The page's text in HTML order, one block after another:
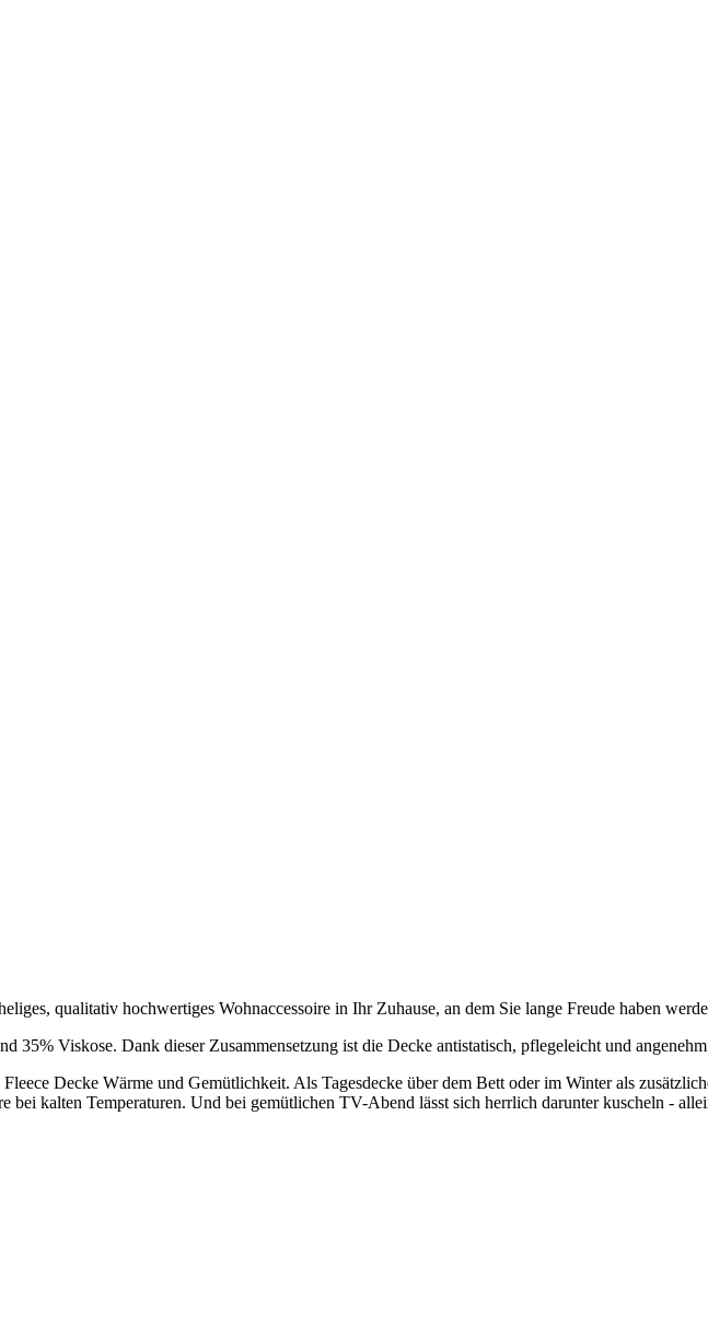
qualitativ hochwertiges Wohnaccessoire in Ihr Zuhause, an dem Sie lange Freude haben
35% Viskose. Dank dieser Zusammensetzung ist die Decke antistatisch, pflegeleicht und
Decke Wärme und Gemütlichkeit. Als Tagesdecke über dem Bett oder im Winter als
bei kalten Temperaturen. Und bei gemütlichen TV-Abend lässt sich herrlich darunter kuscheln -